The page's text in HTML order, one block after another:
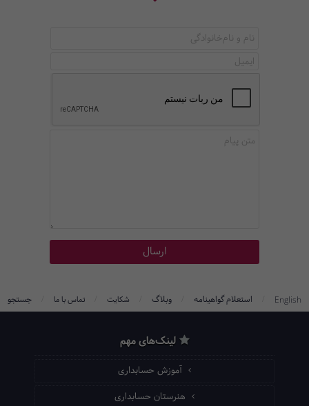
English استعلام گواهینامه وبلاگ شکایت تماس با ما جستجو
لینک‌های مهم
آموزش حسابداری
هنرستان حسابداری